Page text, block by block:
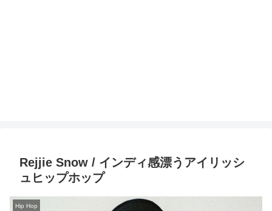
Rejjie Snow / インディ感漂うアイリッシ
ュヒップホップ
Hip Hop